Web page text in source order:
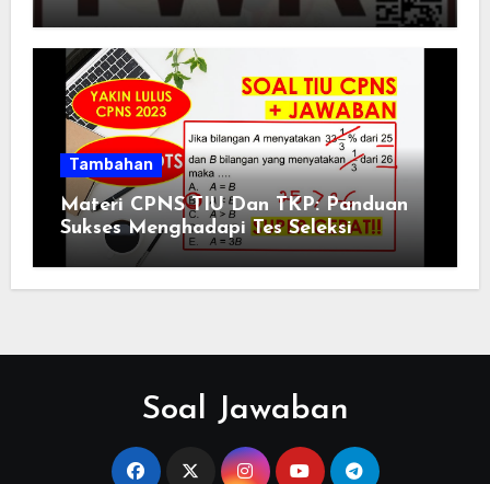
Tambahan
Materi CPNS TIU Dan TKP: Panduan
Sukses Menghadapi Tes Seleksi
Soal Jawaban